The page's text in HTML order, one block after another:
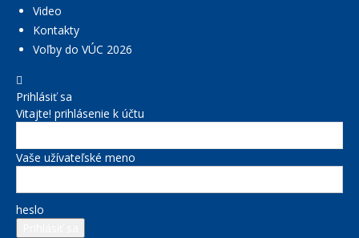
Video
Kontakty
Voľby do VÚC 2026
Prihlásiť sa
Vitajte! prihlásenie k účtu
Vaše užívateľské meno
heslo